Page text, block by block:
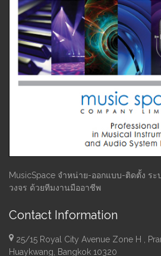
MusicSpace จำหน่าย-ออกแบบ-ติดตั้ง ร
วงจร ด้วยทีมงานมืออาชีพ
Contact Information
25/15 Royal City Avenue Zone H ,
Huaykwang, Bangkok 10320